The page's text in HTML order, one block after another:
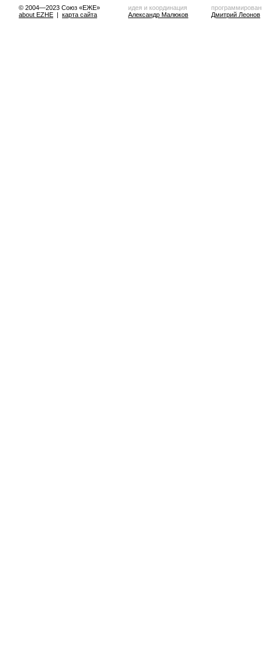
© 2004—2023 Союз «ЕЖЕ»
about EZHE | карта сайта
идея и координация
Александр Малюков
Дмитрий Леонов